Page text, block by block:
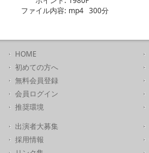
ファイル内容: mp4 300分
HOME
初めての方へ
無料会員登録
会員ログイン
推奨環境
出演者大募集
採用情報